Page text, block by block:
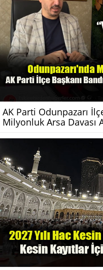
AK Parti Odunpazarı
Milyonluk Arsa Davası